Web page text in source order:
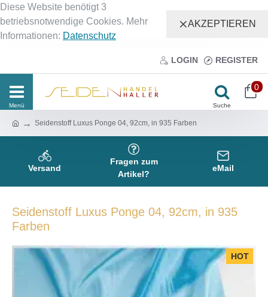
Diese Website benötigt 3
betriebsnotwendige Cookies. Mehr
Informationen: Datenschutz
AKZEPTIEREN
LOGIN REGISTER
0
Seidenstoff Luxus Ponge 04, 92cm, in 935 Farben
Versand
Fragen zum
Artikel?
eMail
Seidenstoff Luxus Ponge 04, 92cm, in 935
Farben
HOT